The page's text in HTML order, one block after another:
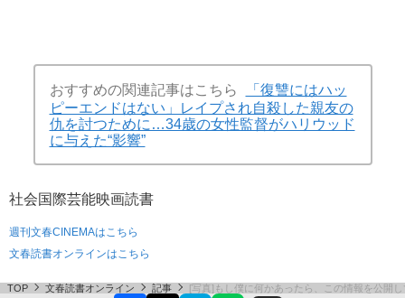
おすすめの関連記事はこちら
「復讐にはハッ
ピーエンドはない」レイプされ自殺した親友の
仇を討つために…34歳の女性監督がハリウッド
に与えた“影響”
社会国際芸能映画読書
週刊文春CINEMAはこちら
文春読書オンラインはこちら
TOP 文春読書オンライン 記事 [写真]もし僕に何かあったら、この情報を公開